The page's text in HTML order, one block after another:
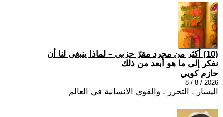
(10) أكثر من مجرد مقرّ حزبي – لماذا ينبغي لنا أن
نفكر إلى ما هو أبعد من ذلك
حازم كويي
2026 / 8 / 8
اليسار , التحرر , والقوى الانسانية في العالم